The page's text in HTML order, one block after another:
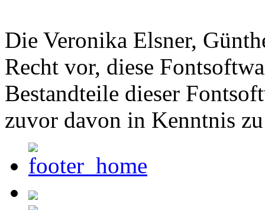
Die Veronika Elsner,
Recht vor, diese
Bestandteile dieser
zuvor davon in Kenntnis zu